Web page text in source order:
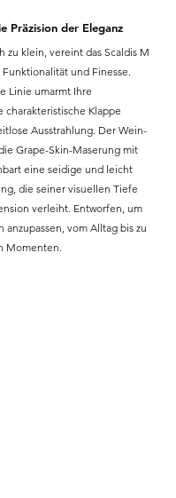
Präzision der Eleganz
zu klein, vereint das Scaldis M
und Finesse.
Linie umarmt Ihre
charakteristische Klappe
Ausstrahlung. Der Wein-
Grape-Skin-Maserung mit
eine seidige und leicht
die seiner visuellen Tiefe
verleiht. Entworfen, um
anzupassen, vom Alltag bis zu
Momenten.